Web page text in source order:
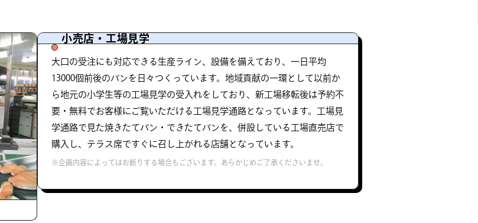
小売店・工場見学
大口の受注にも対応できる生産ライン、設備を備えており、一日平均
13000個前後のパンを日々つくっています。地域貢献の一環として以前か
ら地元の小学生等の工場見学の受入れをしており、新工場移転後は予約不
要・無料でお客様にご覧いただける工場見学通路となっています。工場見
学通路で見た焼きたてパン・できたてパンを、併設している工場直売店で
購入し、テラス席ですぐに召し上がれる店舗となっています。
※企画内容によってはお断りする場合もございます。あらかじめご了承くださいませ。